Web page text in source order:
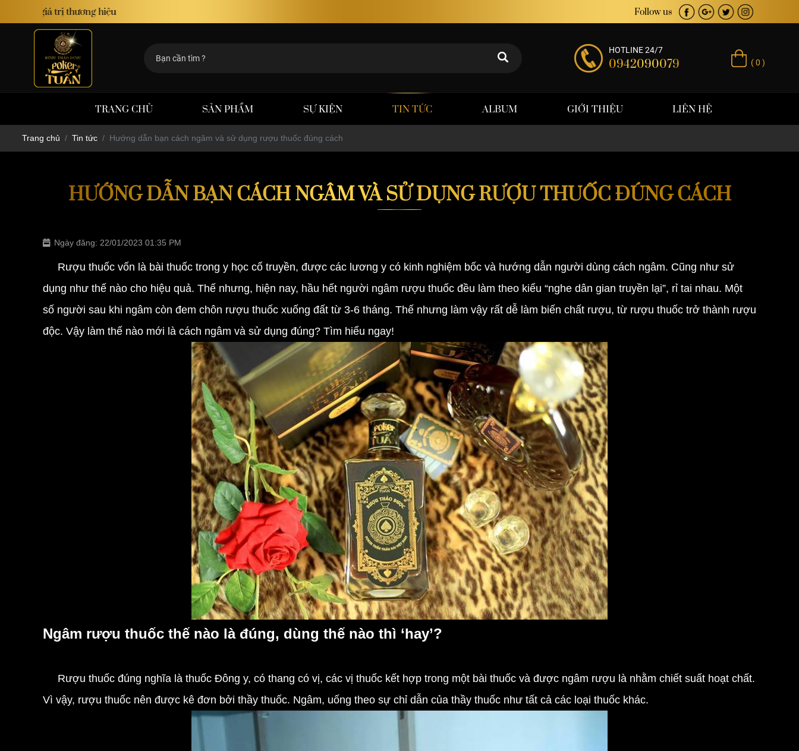
Follow us
HOTLINE 24/7
0942090079 ( 0 )
TRANG CHỦ SẢN PHẨM SỰ KIỆN TIN TỨC ALBUM GIỚI THIỆU LIÊN HỆ
Trang chủ Tin tức Hướng dẫn bạn cách ngâm và sử dụng rượu thuốc đúng cách
HƯỚNG DẪN BẠN CÁCH NGÂM VÀ SỬ DỤNG RƯỢU THUỐC ĐÚNG CÁCH
Ngày đăng: 22/01/2023 01:35 PM
Rượu thuốc vốn là bài thuốc trong y học cổ truyền, được các lương y có kinh nghiệm bốc và hướng dẫn người dùng cách ngâm. Cũng như sử
dụng như thế nào cho hiệu quả. Thế nhưng, hiện nay, hầu hết người ngâm rượu thuốc đều làm theo kiểu “nghe dân gian truyền lại”, rỉ tai nhau. Một
số người sau khi ngâm còn đem chôn rượu thuốc xuống đất từ 3-6 tháng. Thế nhưng làm vậy rất dễ làm biến chất rượu, từ rượu thuốc trở thành rượu
độc. Vậy làm thế nào mới là cách ngâm và sử dụng đúng? Tìm hiểu ngay!
Ngâm rượu thuốc thế nào là đúng, dùng thế nào thì ‘hay’?
Rượu thuốc đúng nghĩa là thuốc Đông y, có thang có vị, các vị thuốc kết hợp trong một bài thuốc và được ngâm rượu là nhằm chiết suất hoạt chất.
Vì vậy, rượu thuốc nên được kê đơn bởi thầy thuốc. Ngâm, uống theo sự chỉ dẫn của thầy thuốc như tất cả các loại thuốc khác.